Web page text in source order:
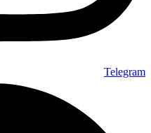
Telegram